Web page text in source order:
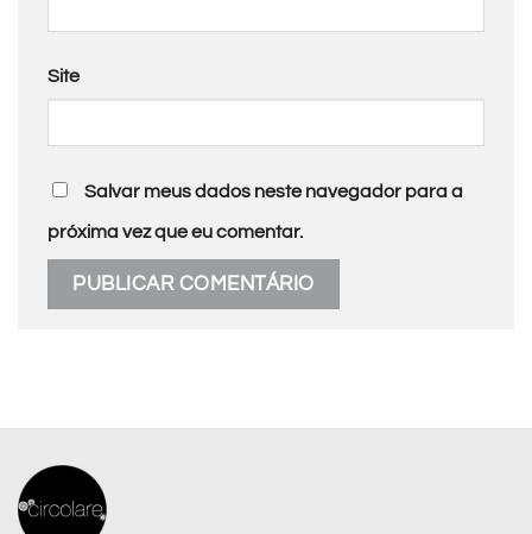
Site
Salvar meus dados neste navegador para a
próxima vez que eu comentar.